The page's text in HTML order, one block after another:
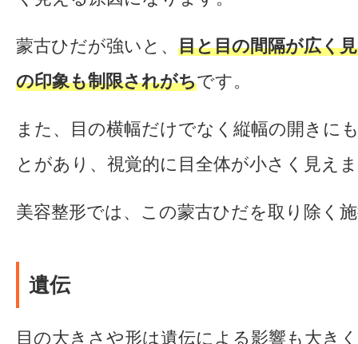
蒙古ひだが強いと、 目と目の間隔が広く
の印象も制限されがちです。
また、目の横幅だけでなく縦幅の開きに
とがあり、視覚的に目全体が小さく見え
美容整形では、この蒙古ひだを取り除く
遺伝
目の大きさや形は遺伝による影響も大き